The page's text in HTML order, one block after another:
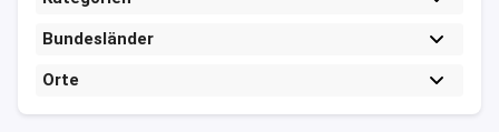
Bundesländer
Orte